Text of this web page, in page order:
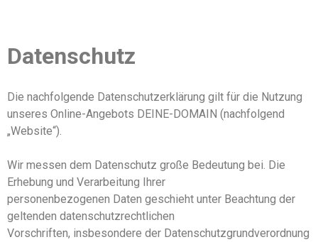
Datenschutz
Die nachfolgende Datenschutzerklärung gilt für die Nutzung
unseres Online-Angebots DEINE-DOMAIN (nachfolgend
„Website“).
Wir messen dem Datenschutz große Bedeutung bei. Die
Erhebung und Verarbeitung Ihrer
personenbezogenen Daten geschieht unter Beachtung der
geltenden datenschutzrechtlichen
Vorschriften, insbesondere der Datenschutzgrundverordnung